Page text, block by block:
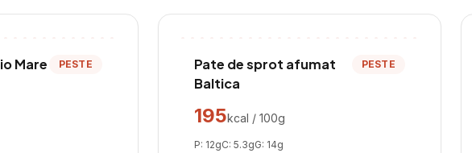
Mare PESTE
Pate de sprot afumat
Baltica
PESTE
195kcal / 100g
P: 12gC: 5.3gG: 14g